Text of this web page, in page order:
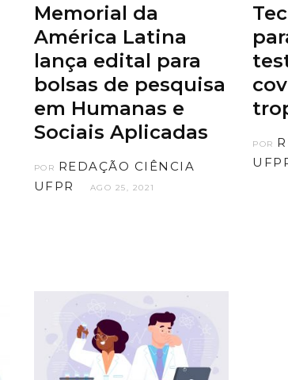
Memorial da
América Latina
lança edital para
bolsas de pesquisa
em Humanas e
Sociais Aplicadas
POR REDAÇÃO CIÊNCIA
UFPR
AGO 25, 2021
POR